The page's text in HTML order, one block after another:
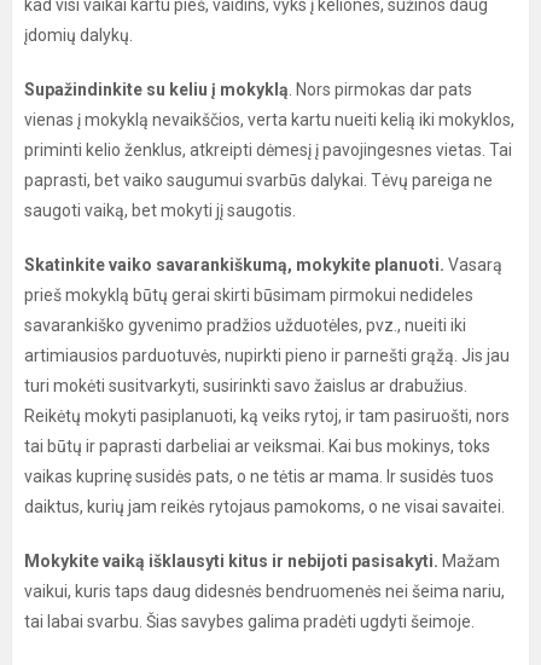
kad visi vaikai kartu pieš, vaidins, vyks į keliones, sužinos daug
įdomių dalykų.
Supažindinkite su keliu į mokyklą . Nors pirmokas dar pats
vienas į mokyklą nevaikščios, verta kartu nueiti kelią iki mokyklos,
priminti kelio ženklus, atkreipti dėmesį į pavojingesnes vietas. Tai
paprasti, bet vaiko saugumui svarbūs dalykai. Tėvų pareiga ne
saugoti vaiką, bet mokyti jį saugotis.
Skatinkite vaiko savarankiškumą, mokykite planuoti. Vasarą
prieš mokyklą būtų gerai skirti būsimam pirmokui nedideles
savarankiško gyvenimo pradžios užduotėles, pvz., nueiti iki
artimiausios parduotuvės, nupirkti pieno ir parnešti grąžą. Jis jau
turi mokėti susitvarkyti, susirinkti savo žaislus ar drabužius.
Reikėtų mokyti pasiplanuoti, ką veiks rytoj, ir tam pasiruošti, nors
tai būtų ir paprasti darbeliai ar veiksmai. Kai bus mokinys, toks
vaikas kuprinę susidės pats, o ne tėtis ar mama. Ir susidės tuos
daiktus, kurių jam reikės rytojaus pamokoms, o ne visai savaitei.
Mokykite vaiką išklausyti kitus ir nebijoti pasisakyti. Mažam
vaikui, kuris taps daug didesnės bendruomenės nei šeima nariu,
tai labai svarbu. Šias savybes galima pradėti ugdyti šeimoje.